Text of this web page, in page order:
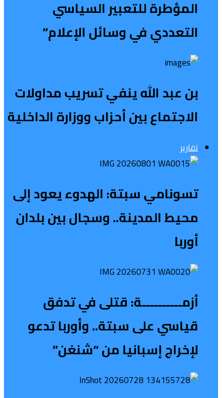
المؤطرة للتعبير السياسي
التعددي في وسائل الإعلام”
بن عبد الله ينفي تسريب مداولات
الاجتماع بين أحزاب ووزارة الداخلية
تقارير
تسونامي سبتة: الهدوء يعود إلى
محيط المدينة.. وسجال بين بلدان
أوربا
أزمــــــــــة: قتلى في تدفق
قياسي على سبتة.. وأوربا تدعو
لإخراج إسبانيا من “شنغن”